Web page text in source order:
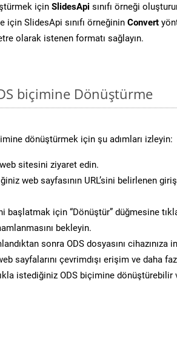
için SlidesApi sınıfı örneği
için SlidesApi sınıfı örneğinin Convert
olarak istenen formatı sağlayın.
biçimine Dönüştürme
dönüştürmek için şu adımları izleyin:
web sitesini ziyaret edin.
web sayfasının URL’sini belirlenen giriş
başlatmak için “Dönüştür” düğmesine
bekleyin.
sonra ODS dosyasını cihazınıza
sayfalarını çevrimdışı erişim ve daha
istediğiniz ODS biçimine dönüştürebilir